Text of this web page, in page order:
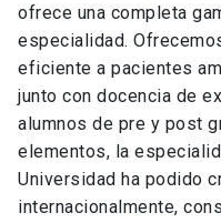
ofrece una completa
especialidad.
eficiente a pacientes
junto con docencia de
alumnos de pre y post
elementos, la
Universidad ha podido
internacionalmente,